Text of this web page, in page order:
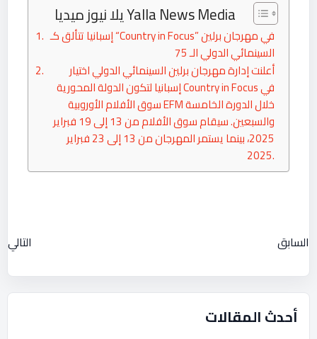
يلا نيوز ميديا Yalla News Media
إسبانيا تتألق كـ “Country in Focus” في مهرجان برلين
السينمائي الدولي الـ 75
أعلنت إدارة مهرجان برلين السينمائي الدولي اختيار
إسبانيا لتكون الدولة المحورية Country in Focus في
سوق الأفلام الأوروبية EFM خلال الدورة الخامسة
والسبعين. سيقام سوق الأفلام من 13 إلى 19 فبراير
2025، بينما يستمر المهرجان من 13 إلى 23 فبراير
2025.
السابق التالي
أحدث المقالات